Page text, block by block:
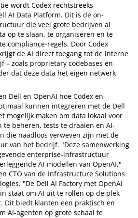
wordt Codex rechtstreeks
AI Data Platform. Dit is de on-
die veel grote bedrijven al
op te slaan, te organiseren en te
compliance-regels. Door Codex
de AI direct toegang tot de interne
– zoals proprietary codebases en
dat deze data het eigen netwerk
Dell en OpenAI hoe Codex en
kunnen integreren met de Dell
mogelijk maken om data lokaal voor
te beheren, tests te draaien en AI-
die naadloos verweven zijn met de
van het bedrijf. "Deze samenwerking
enterprise-infrastructuur
AI-modellen van OpenAI,"
CTO van de Infrastructure Solutions
"De Dell AI Factory met OpenAI
staat om AI uit te rollen op de plek
Dit biedt klanten een praktisch en
AI-agenten op grote schaal te